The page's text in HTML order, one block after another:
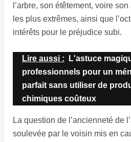
l’arbre, son étêtement, voire
les plus extrêmes, ainsi que
intérêts pour le préjudice subi.
Lire aussi :
L'astuce
professionnels pour un
parfait sans utiliser de
chimiques coûteux
La question de l’ancienneté de
soulevée par le voisin mis en